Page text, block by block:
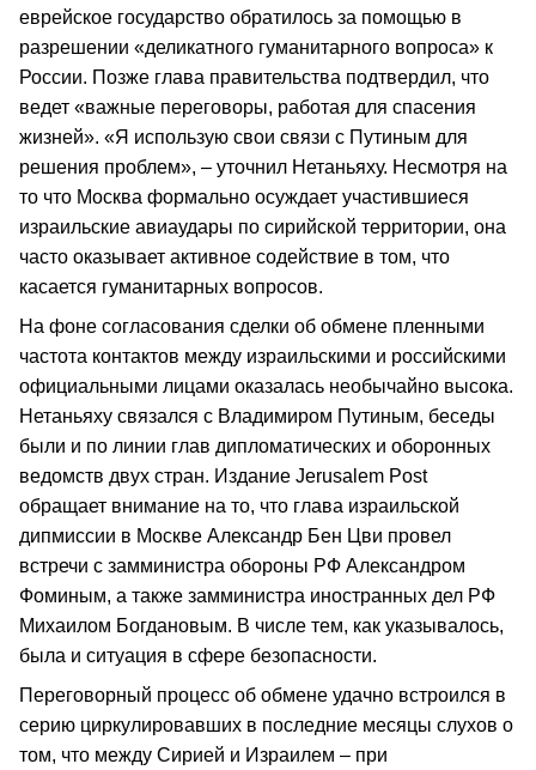
еврейское государство обратилось за помощью в
разрешении «деликатного гуманитарного вопроса» к
России. Позже глава правительства подтвердил, что
ведет «важные переговоры, работая для спасения
жизней». «Я использую свои связи с Путиным для
решения проблем», – уточнил Нетаньяху. Несмотря на
то что Москва формально осуждает участившиеся
израильские авиаудары по сирийской территории, она
часто оказывает активное содействие в том, что
касается гуманитарных вопросов.
На фоне согласования сделки об обмене пленными
частота контактов между израильскими и российскими
официальными лицами оказалась необычайно высока.
Нетаньяху связался с Владимиром Путиным, беседы
были и по линии глав дипломатических и оборонных
ведомств двух стран. Издание Jerusalem Post
обращает внимание на то, что глава израильской
дипмиссии в Москве Александр Бен Цви провел
встречи с замминистра обороны РФ Александром
Фоминым, а также замминистра иностранных дел РФ
Михаилом Богдановым. В числе тем, как указывалось,
была и ситуация в сфере безопасности.
Переговорный процесс об обмене удачно встроился в
серию циркулировавших в последние месяцы слухов о
том, что между Сирией и Израилем – при